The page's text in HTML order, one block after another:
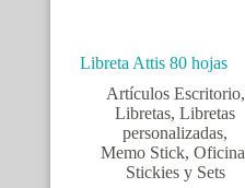
Libreta Attis 80 hojas
Artículos Escritorio,
Libretas, Libretas
personalizadas,
Memo Stick, Oficina
Stickies y Sets